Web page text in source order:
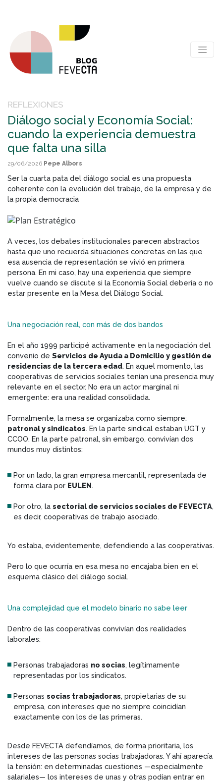
REFLEXIONES
Diálogo social y Economía Social:
cuando la experiencia demuestra
que falta una silla
29/06/2026 Pepe Albors
Ser la cuarta pata del diálogo social es una propuesta
coherente con la evolución del trabajo, de la empresa y de
la propia democracia
A veces, los debates institucionales parecen abstractos
hasta que uno recuerda situaciones concretas en las que
esa ausencia de representación se vivió en primera
persona. En mi caso, hay una experiencia que siempre
vuelve cuando se discute si la Economía Social debería o no
estar presente en la Mesa del Diálogo Social.
Una negociación real, con más de dos bandos
En el año 1999 participé activamente en la negociación del
convenio de Servicios de Ayuda a Domicilio y gestión de
residencias de la tercera edad. En aquel momento, las
cooperativas de servicios sociales tenían una presencia muy
relevante en el sector. No era un actor marginal ni
emergente: era una realidad consolidada.
Formalmente, la mesa se organizaba como siempre:
patronal y sindicatos. En la parte sindical estaban UGT y
CCOO. En la parte patronal, sin embargo, convivían dos
mundos muy distintos:
Por un lado, la gran empresa mercantil, representada de
forma clara por EULEN.
Por otro, la sectorial de servicios sociales de FEVECTA,
es decir, cooperativas de trabajo asociado.
Yo estaba, evidentemente, defendiendo a las cooperativas.
Pero lo que ocurría en esa mesa no encajaba bien en el
esquema clásico del diálogo social.
Una complejidad que el modelo binario no sabe leer
Dentro de las cooperativas convivían dos realidades
laborales:
Personas trabajadoras no socias, legítimamente
representadas por los sindicatos.
Personas socias trabajadoras, propietarias de su
empresa, con intereses que no siempre coincidían
exactamente con los de las primeras.
Desde FEVECTA defendíamos, de forma prioritaria, los
intereses de las personas socias trabajadoras. Y ahí aparecía
la tensión: en determinadas cuestiones —especialmente
salariales— los intereses de unas y otras podían entrar en